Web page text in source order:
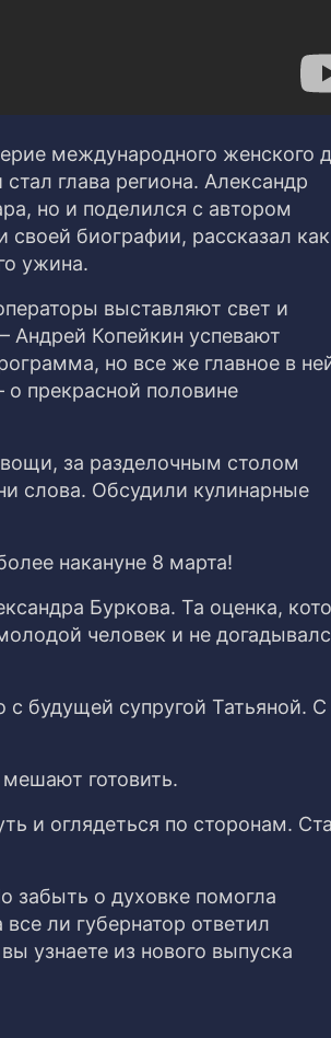
международного женского
глава региона. Александр
но и поделился с автором
биографии, рассказал как
ужина.
выставляют свет и
Копейкин успевают
но все же главное в
прекрасной половине
за разделочным столом
слова. Обсудили кулинарные
накануне 8 марта!
Буркова. Та оценка,
человек и не
будущей супругой Татьяной. С
готовить.
и оглядеться по сторонам.
забыть о духовке помогла
ли губернатор ответил
узнаете из нового выпуска